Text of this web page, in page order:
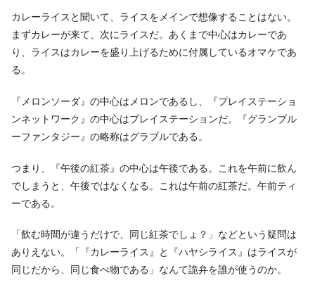
カレーライスと聞いて、ライスをメインで想像することはない。
まずカレーが来て、次にライスだ。あくまで中心はカレーであ
り、ライスはカレーを盛り上げるために付属しているオマケであ
る。
『メロンソーダ』の中心はメロンであるし、『プレイステーショ
ンネットワーク』の中心はプレイステーションだ。『グランブル
ーファンタジー』の略称はグラブルである。
つまり、『午後の紅茶』の中心は午後である。これを午前に飲ん
でしまうと、午後ではなくなる。これは午前の紅茶だ。午前ティ
ーである。
「飲む時間が違うだけで、同じ紅茶でしょ？」などという疑問は
ありえない。「『カレーライス』と『ハヤシライス』はライスが
同じだから、同じ食べ物である」なんて詭弁を誰が使うのか。